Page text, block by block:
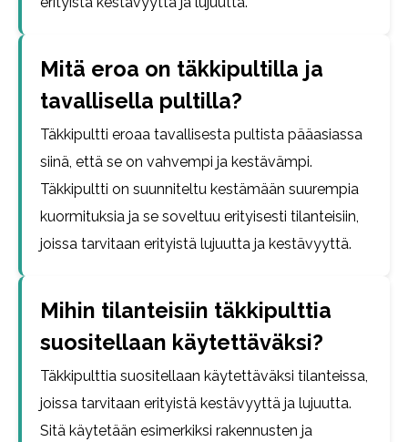
Mitä eroa on täkkipultilla ja
tavallisella pultilla?
Täkkipultti eroaa tavallisesta pultista pääasiassa
siinä, että se on vahvempi ja kestävämpi.
Täkkipultti on suunniteltu kestämään suurempia
kuormituksia ja se soveltuu erityisesti tilanteisiin,
joissa tarvitaan erityistä lujuutta ja kestävyyttä.
Mihin tilanteisiin täkkipulttia
suositellaan käytettäväksi?
Täkkipulttia suositellaan käytettäväksi tilanteissa,
joissa tarvitaan erityistä kestävyyttä ja lujuutta.
Sitä käytetään esimerkiksi rakennusten ja